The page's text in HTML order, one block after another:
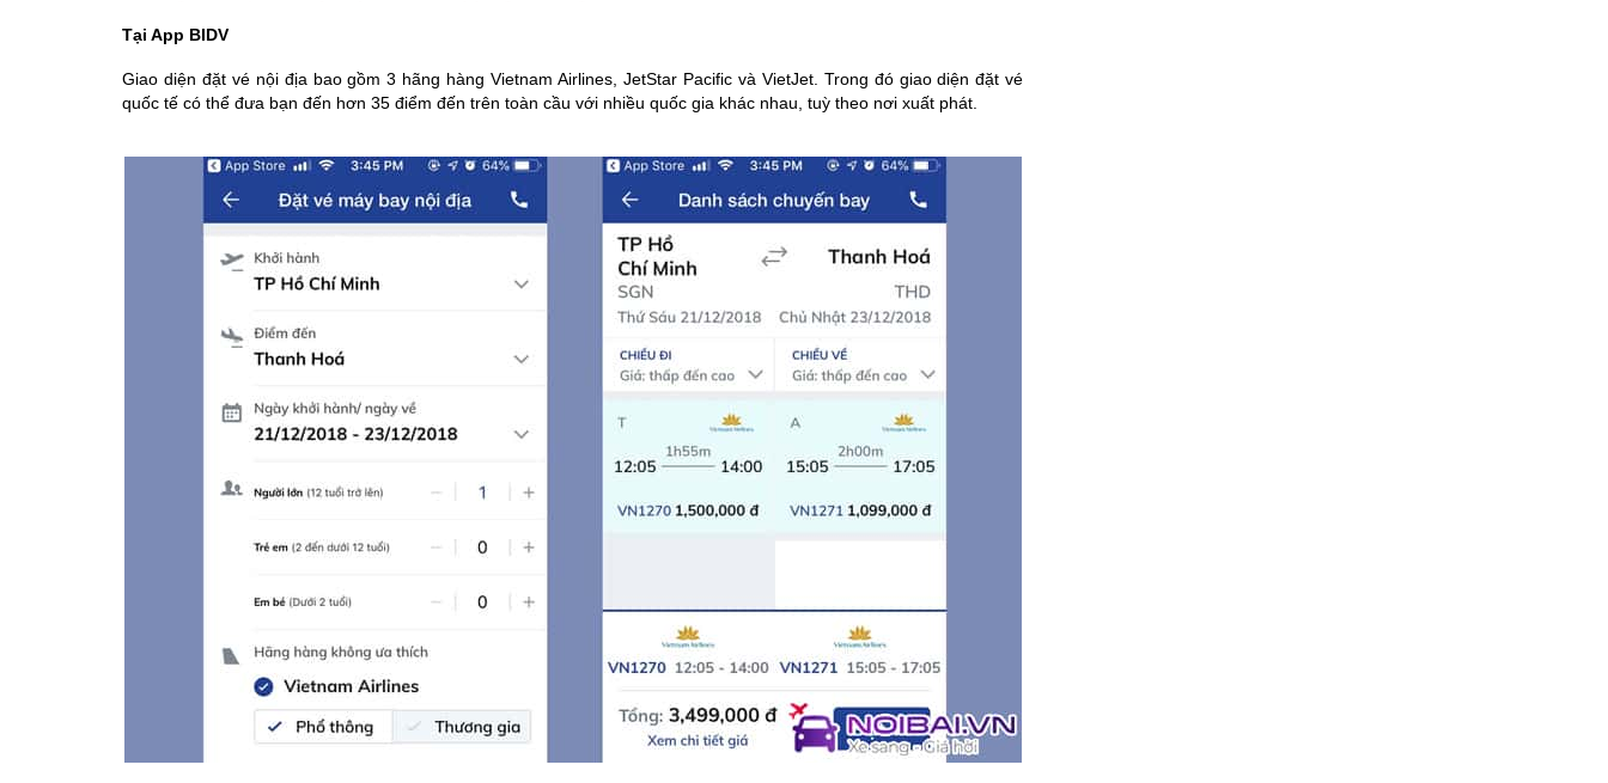
Tại App BIDV​
Giao diện đặt vé nội địa bao gồm 3 hãng hàng Vietnam Airlines, JetStar Pacific và VietJet. Trong đó giao diện đặt vé
quốc tế có thể đưa bạn đến hơn 35 điểm đến trên toàn cầu với nhiều quốc gia khác nhau, tuỳ theo nơi xuất phát.